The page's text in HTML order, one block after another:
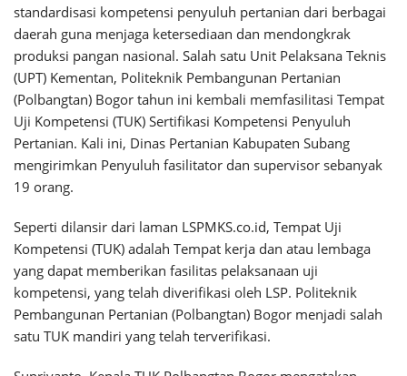
standardisasi kompetensi penyuluh pertanian dari berbagai
daerah guna menjaga ketersediaan dan mendongkrak
produksi pangan nasional. Salah satu Unit Pelaksana Teknis
(UPT) Kementan, Politeknik Pembangunan Pertanian
(Polbangtan) Bogor tahun ini kembali memfasilitasi Tempat
Uji Kompetensi (TUK) Sertifikasi Kompetensi Penyuluh
Pertanian. Kali ini, Dinas Pertanian Kabupaten Subang
mengirimkan Penyuluh fasilitator dan supervisor sebanyak
19 orang.
Seperti dilansir dari laman LSPMKS.co.id, Tempat Uji
Kompetensi (TUK) adalah Tempat kerja dan atau lembaga
yang dapat memberikan fasilitas pelaksanaan uji
kompetensi, yang telah diverifikasi oleh LSP. Politeknik
Pembangunan Pertanian (Polbangtan) Bogor menjadi salah
satu TUK mandiri yang telah terverifikasi.